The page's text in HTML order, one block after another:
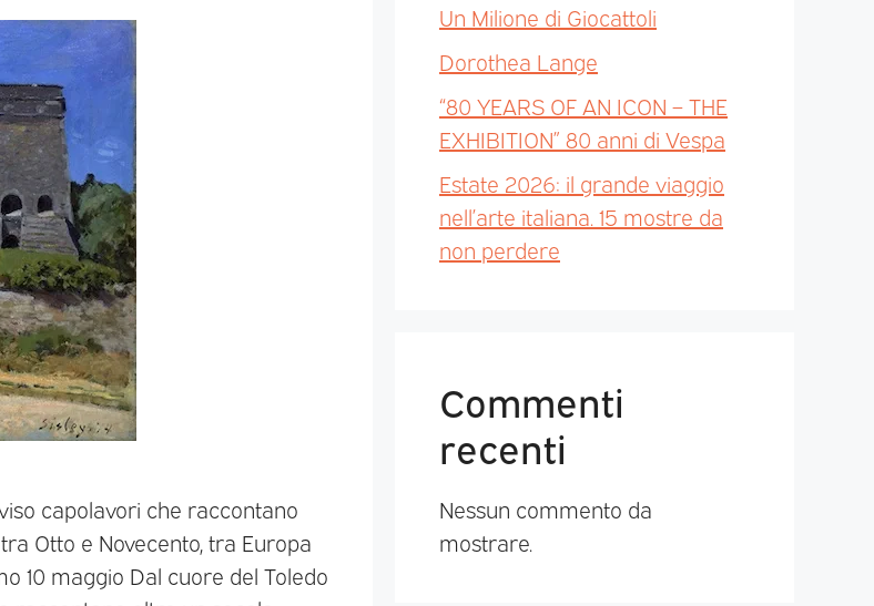
capolavori che raccontano
Otto e Novecento, tra Europa
10 maggio Dal cuore del Toledo
Un Milione di Giocattoli
Dorothea Lange
“80 YEARS OF AN ICON – THE
EXHIBITION” 80 anni di Vespa
Estate 2026: il grande viaggio
nell’arte italiana. 15 mostre da
non perdere
Commenti
recenti
Nessun commento da
mostrare.